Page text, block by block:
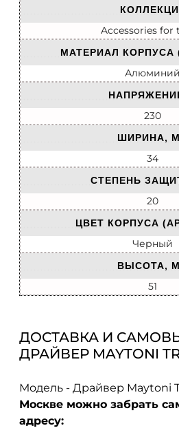
Accessories for
МАТЕРИАЛ КОРПУСА
Алюминий
230
ШИРИНА,
34
СТЕПЕНЬ
20
ЦВЕТ КОРПУСА
Черный
ВЫСОТА,
51
ДОСТАВКА И
ДРАЙВЕР MAYTONI
Модель - Драйвер Maytoni
Москве можно забрать
адресу: